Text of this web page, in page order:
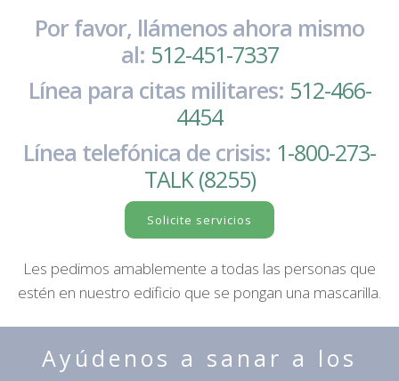
Por favor, llámenos ahora mismo
al: 512-451-7337
Línea para citas militares: 512-466-
4454
Línea telefónica de crisis: 1-800-273-
TALK (8255)
Solicite servicios
Les pedimos amablemente a todas las personas que
estén en nuestro edificio que se pongan una mascarilla.
Ayúdenos a sanar a los